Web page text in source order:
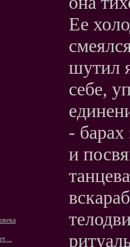
Ее
шутил
себе,
-
и